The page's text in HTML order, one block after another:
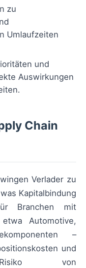
zu
Umlaufzeiten
und
Auswirkungen
Chain
Verlader zu
Kapitalbindung
Branchen mit
Automotive,
–
und
von